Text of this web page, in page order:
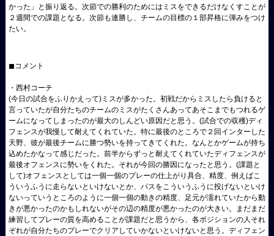
かった」と振り返る。 次節での勝利のためにはミスをできるだけなくすことが
２週間での課題となる。次節も連勝し、 チームの目標の１部昇格に弾みをつけ
たい。
◼コメント
・西村コーチ
(今日の試合をふりかえって)ミスが多かった。初戦だからミスしたら負けると
言っていたが自分たちのチームのミスがたくさんあってあそこまでもつれるゲ
ームになってしまったのが最大のしんどい原因だと思う。 (試合での収穫)ディ
フェンスが我慢して耐えてくれていた。特に最後のところで２回インターした
天野、彼が最後チームに勝つ勢いを持ってきてくれた。なんとかゲームが持ち
込めたかなって感じだった。前半からずっと耐えてくれていたディフェンスが
最後オフェンスに勢いをくれた。それが今回の勝因になったと思う。 (課題と
して)オフェンスとしては一個一個のプレーの仕上がり具合、精度、例えばこ
ういうふうに走らないといけないとか、パスをこういうふうに投げないといけ
ないっていうところのように一個一個の動きの精度、足元が濡れていたから動
きが悪かったのかもしれないがその辺の精度が悪かったのが大きい。まだまだ
練習してプレーの質を高めることが課題だと思うから、各ポジションの人それ
ぞれが自分たちのプレーでクリアしていかないといけないと思う。ディフェン